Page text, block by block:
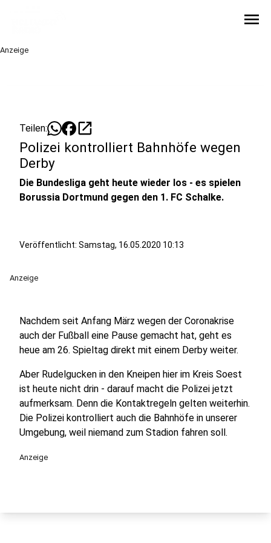
menu
Anzeige
Teilen: open_in_new
Polizei kontrolliert Bahnhöfe wegen
Derby
Die Bundesliga geht heute wieder los - es spielen
Borussia Dortmund gegen den 1. FC Schalke.
Veröffentlicht: Samstag, 16.05.2020 10:13
Anzeige
Nachdem seit Anfang März wegen der Coronakrise
auch der Fußball eine Pause gemacht hat, geht es
heue am 26. Spieltag direkt mit einem Derby weiter.
Aber Rudelgucken in den Kneipen hier im Kreis Soest
ist heute nicht drin - darauf macht die Polizei jetzt
aufmerksam. Denn die Kontaktregeln gelten weiterhin.
Die Polizei kontrolliert auch die Bahnhöfe in unserer
Umgebung, weil niemand zum Stadion fahren soll.
Anzeige